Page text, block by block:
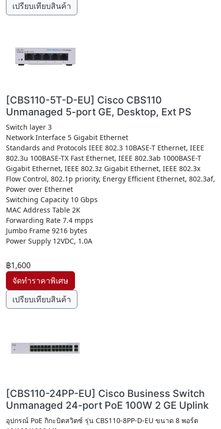
เปรียบเทียบสินค้า
[CBS110-5T-D-EU] Cisco CBS110
Unmanaged 5-port GE, Desktop, Ext PS
Switch layer 3
Network Interface 5 Gigabit Ethernet
Standards and Protocols IEEE 802.3 10BASE-T Ethernet, IEEE
802.3u 100BASE-TX Fast Ethernet, IEEE 802.3ab 1000BASE-T
Gigabit Ethernet, IEEE 802.3z Gigabit Ethernet, IEEE 802.3x
Flow Control, 802.1p priority, Energy Efficient Ethernet, 802.3af,
Power over Ethernet
Switching Capacity 10 Gbps
MAC Address Table 2K
Forwarding Rate 7.4 mpps
Jumbo Frame 9216 bytes
Power Supply 12VDC, 1.0A
฿1,600
เปรียบเทียบสินค้า
[CBS110-24PP-EU] Cisco Business Switch
Unmanaged 24-port PoE 100W 2 GE Uplink
อุปกรณ์ PoE กิกะบิตสวิตซ์ รุ่น CBS110-8PP-D-EU ขนาด 8 พอร์ต